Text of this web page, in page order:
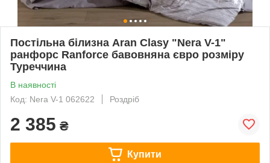
Постільна білизна Aran Clasy "Nera V-1"
ранфорс Ranforce бавовняна євро розміру
Туреччина
В наявності
Код: Nera V-1 062622
Роздріб
2 385 ₴
Купити